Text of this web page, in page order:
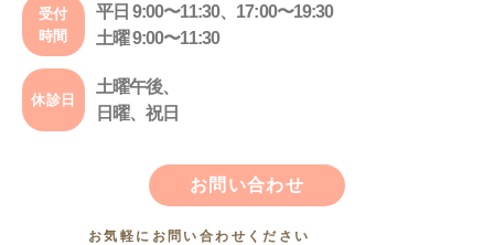
受付
時間
平日 9:00〜11:30、17:00〜19:30
土曜 9:00〜11:30
休診日
土曜午後、
日曜、祝日
お問い合わせ
お気軽にお問い合わせください